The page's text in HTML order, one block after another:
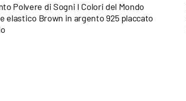
Polvere di Sogni I Colori del Mondo
elastico Brown in argento 925 placcato